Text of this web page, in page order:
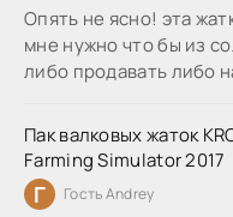
Опять не ясно! эта
мне нужно что бы из
либо продавать либо
Пак валковых жаток
Farming Simulator 2017
Г Гость Andrey